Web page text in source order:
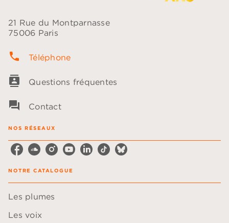
21 Rue du Montparnasse
75006 Paris
phone Téléphone
contacts Questions fréquentes
question_answer Contact
NOS RÉSEAUX
NOTRE CATALOGUE
Les plumes
Les voix